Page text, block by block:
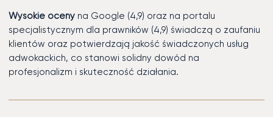
Wysokie oceny na Google (4,9) oraz na portalu
specjalistycznym dla prawników (4,9) świadczą o zaufaniu
klientów oraz potwierdzają jakość świadczonych usług
adwokackich, co stanowi solidny dowód na
profesjonalizm i skuteczność działania.